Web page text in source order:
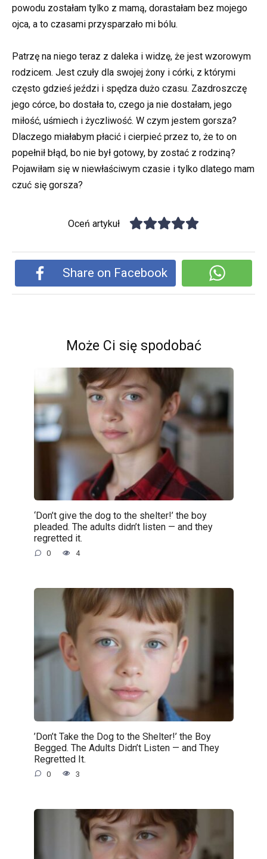
powodu zostałam tylko z mamą, dorastałam bez mojego
ojca, a to czasami przysparzało mi bólu.
Patrzę na niego teraz z daleka i widzę, że jest wzorowym
rodzicem. Jest czuły dla swojej żony i córki, z którymi
często gdzieś jeździ i spędza dużo czasu. Zazdroszczę
jego córce, bo dostała to, czego ja nie dostałam, jego
miłość, uśmiech i życzliwość. W czym jestem gorsza?
Dlaczego miałabym płacić i cierpieć przez to, że to on
popełnił błąd, bo nie był gotowy, by zostać z rodziną?
Pojawiłam się w niewłaściwym czasie i tylko dlatego mam
czuć się gorsza?
Oceń artykuł
Share on Facebook
Może Ci się spodobać
‘Don’t give the dog to the shelter!’ the boy
pleaded. The adults didn’t listen — and they
regretted it.
0 4
’Don’t Take the Dog to the Shelter!’ the Boy
Begged. The Adults Didn’t Listen — and They
Regretted It.
0 3